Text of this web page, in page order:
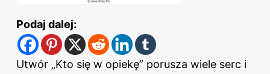
Podaj dalej:
Utwór „Kto się w opiekę” porusza wiele serc i